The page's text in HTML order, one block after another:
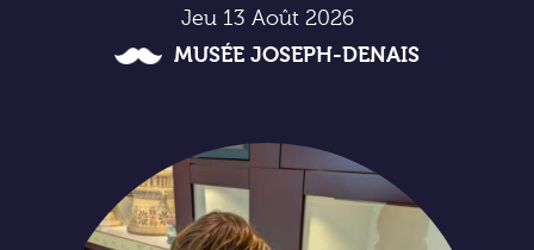
Jeu 13 Août 2026
MUSÉE JOSEPH-DENAIS